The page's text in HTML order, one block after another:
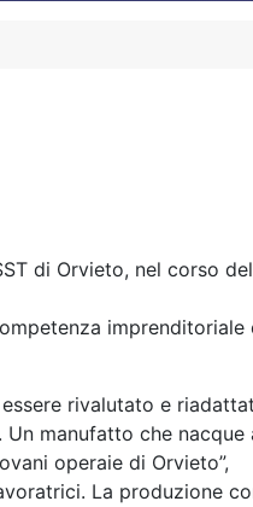
di Orvieto, nel corso
imprenditoriale
rivalutato e
manufatto che nacque
operaie di Orvieto”,
La produzione